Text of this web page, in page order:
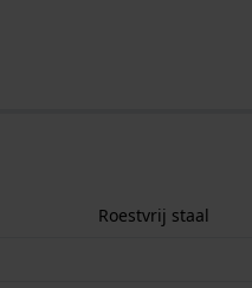
Roestvrij staal